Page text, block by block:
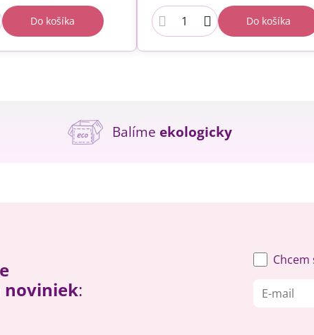
Do košíka Do košíka
Balíme ekologicky
noviniek: